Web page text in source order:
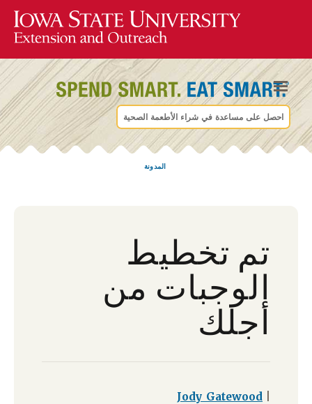
احصل على مساعدة في شراء الأطعمة الصحية
المدونة
تم تخطيط
الوجبات من
أجلك
Jody Gatewood